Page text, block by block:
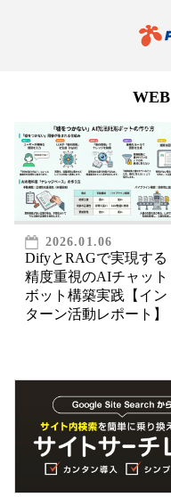
WEBマーケティン
2026.01.06
DifyとRAGで実現する
精度重視のAIチャット
ボット構築実践【イン
ターン活動レポート】